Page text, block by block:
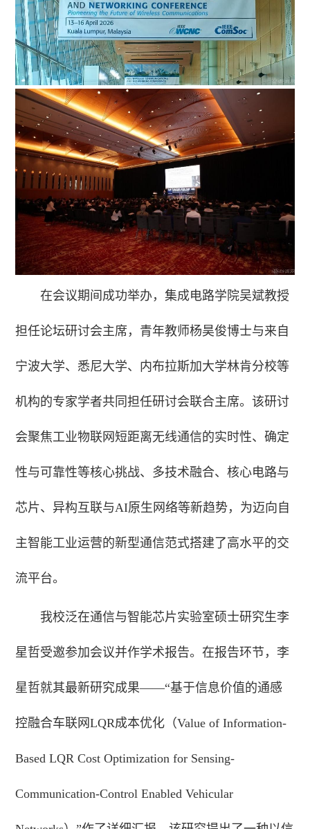
在会议期间成功举办，集成电路学院吴斌教授
担任论坛研讨会主席，青年教师杨昊俊博士与来自
宁波大学、悉尼大学、内布拉斯加大学林肯分校等
机构的专家学者共同担任研讨会联合主席。该研讨
会聚焦工业物联网短距离无线通信的实时性、确定
性与可靠性等核心挑战、多技术融合、核心电路与
芯片、异构互联与AI原生网络等新趋势，为迈向自
主智能工业运营的新型通信范式搭建了高水平的交
流平台。
我校泛在通信与智能芯片实验室硕士研究生李
星哲受邀参加会议并作学术报告。在报告环节，李
星哲就其最新研究成果——“基于信息价值的通感
控融合车联网LQR成本优化（Value of Information-
Based LQR Cost Optimization for Sensing-
Communication-Control Enabled Vehicular